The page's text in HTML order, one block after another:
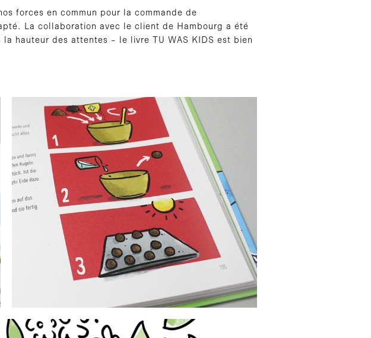
forces en commun pour la commande de
La collaboration avec le client de Hambourg a été
hauteur des attentes - le livre TU WAS KIDS est bien